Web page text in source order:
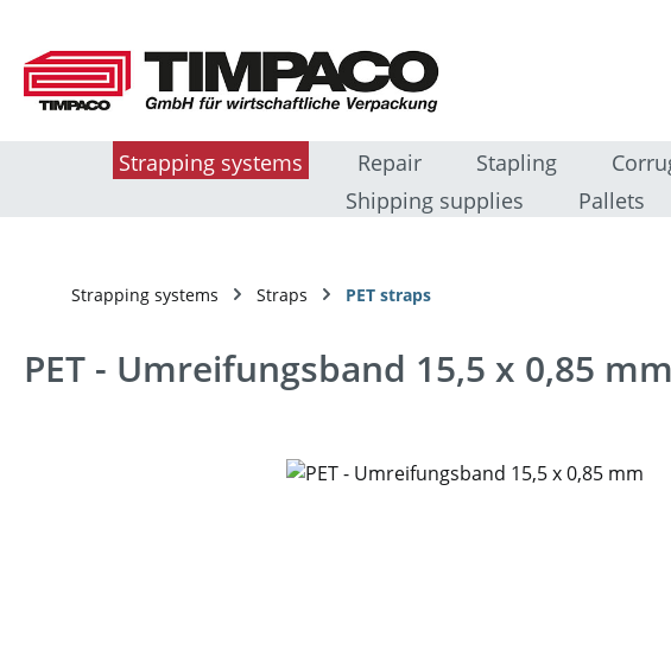
Strapping systems Repair Stapling
Shipping supplies
Pallets
Strapping systems Straps PET straps
PET - Umreifungsband 15,5 x 0,85 mm